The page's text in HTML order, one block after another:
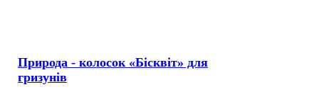
Природа - колосок «Бісквіт» для
гризунів